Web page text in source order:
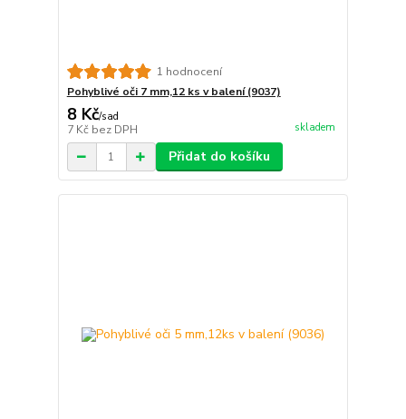
1 hodnocení
Pohyblivé oči 7 mm,12 ks v balení (9037)
8 Kč/sad
7 Kč bez DPH skladem
Přidat do košíku